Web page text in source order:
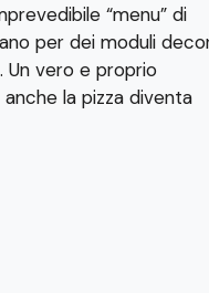
“menu” di
per dei moduli
Un vero e proprio
la pizza diventa